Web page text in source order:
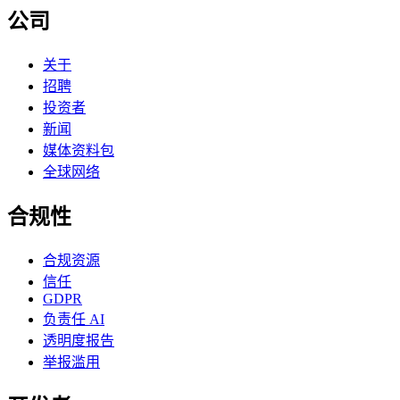
公司
关于
招聘
投资者
新闻
媒体资料包
全球网络
合规性
合规资源
信任
GDPR
负责任 AI
透明度报告
举报滥用